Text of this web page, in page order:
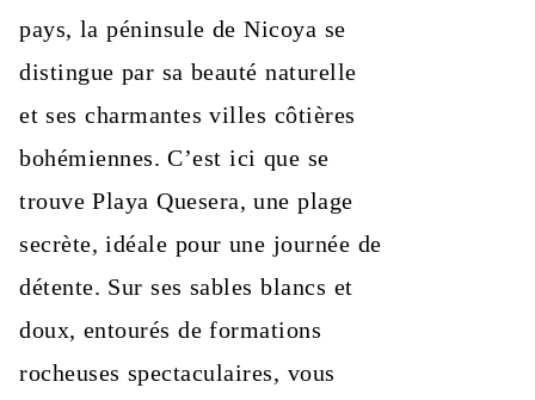
pays, la péninsule de Nicoya se
distingue par sa beauté naturelle
et ses charmantes villes côtières
bohémiennes. C’est ici que se
trouve Playa Quesera, une plage
secrète, idéale pour une journée de
détente. Sur ses sables blancs et
doux, entourés de formations
rocheuses spectaculaires, vous